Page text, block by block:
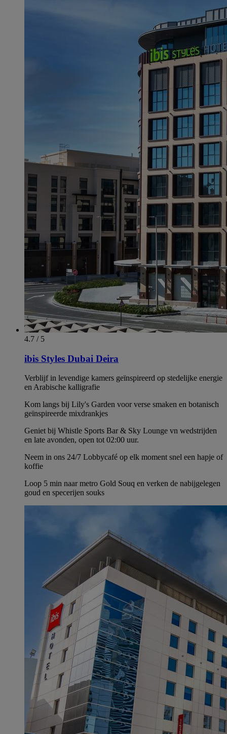
4.7 / 5
ibis Styles Dubai Deira
Verblijf in levendige kamers geïnspireerd op stedelijke energie
en Arabische kalligrafie
Kom langs bij Lily's Garden voor verse smaken en botanisch
geïnspireerde mixdrankjes
Geniet bij Whistle Sports Bar & Sky Lounge vn wedstrijden
en late avonden, open tot 02:00 uur.
Neem in ons 24/7 Lobbycafé op elk moment snel een hapje of
koffie
Loop 5 min naar metro Gold Souq en verken de nabijgelegen
goud en specerijen souks